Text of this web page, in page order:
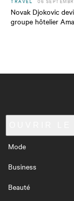
Novak Djokovic
groupe hôtelier
Mode
Business
Beauté